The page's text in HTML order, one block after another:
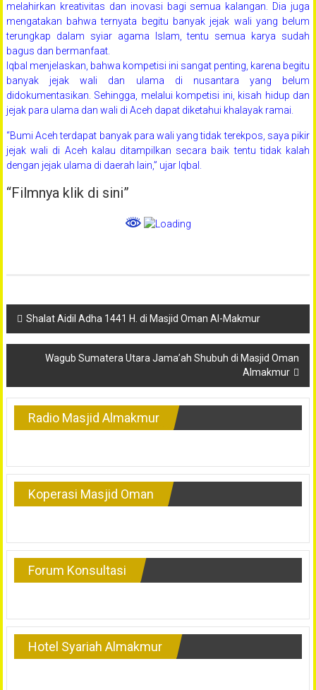
melahirkan kreativitas dan inovasi bagi semua kalangan. Dia juga
mengatakan bahwa ternyata begitu banyak jejak wali yang belum
terungkap dalam syiar agama Islam, tentu semua karya sudah
bagus dan bermanfaat.
Iqbal menjelaskan, bahwa kompetisi ini sangat penting, karena begitu
banyak jejak wali dan ulama di nusantara yang belum
didokumentasikan. Sehingga, melalui kompetisi ini, kisah hidup dan
jejak para ulama dan wali di Aceh dapat diketahui khalayak ramai.
“Bumi Aceh terdapat banyak para wali yang tidak terekpos, saya pikir
jejak wali di Aceh kalau ditampilkan secara baik tentu tidak kalah
dengan jejak ulama di daerah lain,” ujar Iqbal.
“Filmnya klik di sini”
Navigasi
pos
Shalat Aidil Adha 1441 H. di Masjid Oman Al-Makmur
Wagub Sumatera Utara Jama’ah Shubuh di Masjid Oman
Almakmur
Radio Masjid Almakmur
Koperasi Masjid Oman
Forum Konsultasi
Hotel Syariah Almakmur